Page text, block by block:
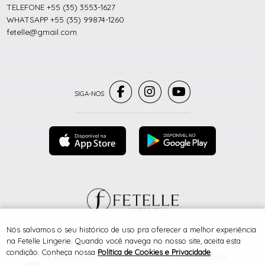
SITE 100% SEGURO PLATAFORMA B2B
TELEFONE +55 (35) 3553-1627
WHATSAPP +55 (35) 99874-1260
fetelle@gmail.com
® TODOS DIREITOS RESERVADOS
Nós salvamos o seu histórico de uso pra oferecer a melhor experiência
na Fetelle Lingerie. Quando você navega no nosso site, aceita esta
condição. Conheça nossa Política de Cookies e Privacidade